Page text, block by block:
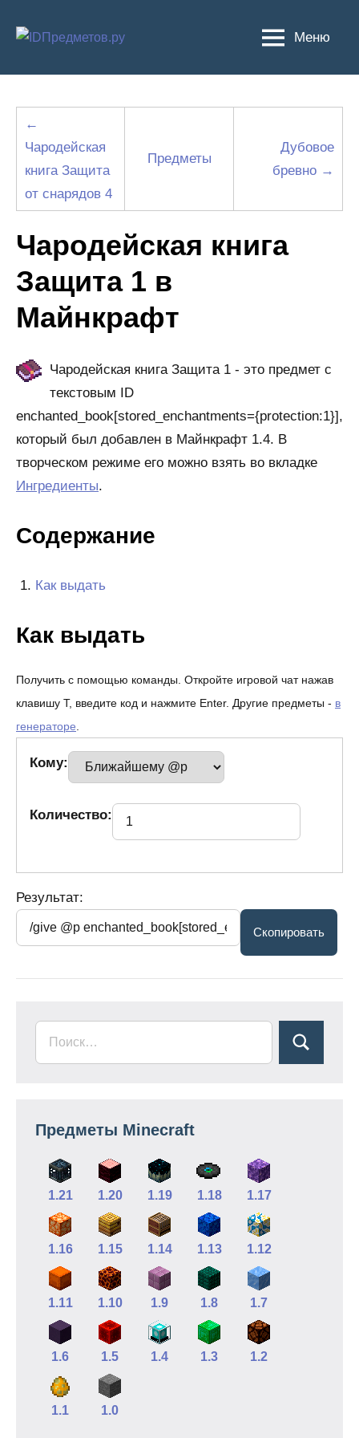
Меню
←
Чародейская
книга Защита
от снарядов 4
Предметы
Дубовое
бревно →
Чародейская книга
Защита 1 в
Майнкрафт
Чародейская книга Защита 1 - это предмет с
текстовым ID
enchanted_book[stored_enchantments={protection:1}],
который был добавлен в Майнкрафт 1.4. В
творческом режиме его можно взять во вкладке
Ингредиенты.
Содержание
Как выдать
Как выдать
Получить с помощью команды. Откройте игровой чат нажав
клавишу T, введите код и нажмите Enter. Другие предметы - в
генераторе.
Кому:
Количество:
Результат:
Предметы Minecraft
1.21 1.20 1.19 1.18 1.17
1.16 1.15 1.14 1.13 1.12
1.11 1.10 1.9 1.8 1.7
1.6 1.5 1.4 1.3 1.2
1.1 1.0